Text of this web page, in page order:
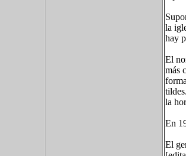
la
hay
El
más
la
En
El